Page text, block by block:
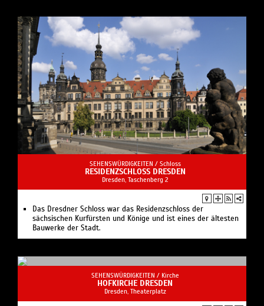
SEHENSWÜRDIGKEITEN / Schloss
RESIDENZSCHLOSS DRESDEN
Dresden, Taschenberg 2
Das Dresdner Schloss war das Residenzschloss der
sächsischen Kurfürsten und Könige und ist eines der ältesten
Bauwerke der Stadt.
SEHENSWÜRDIGKEITEN / Kirche
HOFKIRCHE DRESDEN
Dresden, Theaterplatz